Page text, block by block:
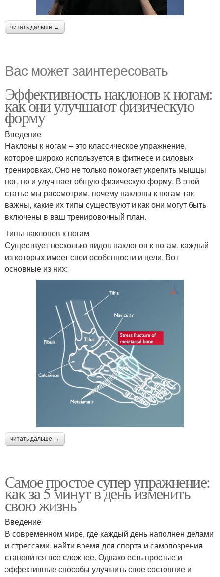
читать дальше →
Вас может заинтересовать
Эффективность наклонов к ногам:
как они улучшают физическую
форму
Введение
Наклоны к ногам – это классическое упражнение,
которое широко используется в фитнесе и силовых
тренировках. Оно не только помогает укрепить мышцы
ног, но и улучшает общую физическую форму. В этой
статье мы рассмотрим, почему наклоны к ногам так
важны, какие их типы существуют и как они могут быть
включены в ваш тренировочный план.
Типы наклонов к ногам
Существует несколько видов наклонов к ногам, каждый
из которых имеет свои особенности и цели. Вот
основные из них:
читать дальше →
Самое простое супер упражнение:
как за 5 минут в день изменить
свою жизнь
Введение
В современном мире, где каждый день наполнен делами
и стрессами, найти время для спорта и самопозрения
становится все сложнее. Однако есть простые и
эффективные способы улучшить свое состояние и